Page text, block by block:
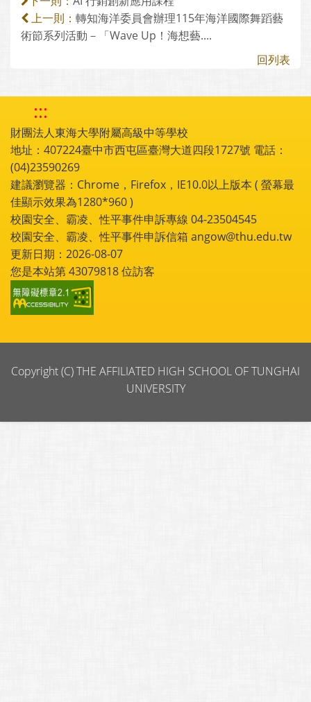
上一則： 轉知海洋委員會辦理115年海洋國際舞蹈藝
術節系列活動－「Wave Up！海想藝....
回列表
:::
財團法人東海大學附屬高級中等學校
地址：407224臺中市西屯區臺灣大道四段1727號 電話：
(04)23590269
建議瀏覽器：Chrome，Firefox，IE10.0以上版本 ( 螢幕最
佳顯示效果為1280*960 )
校園安全、霸凌、性平事件申訴專線 04-23504545
校園安全、霸凌、性平事件申訴信箱 angow@thu.edu.tw
更新日期：2026-08-07
您是本站第43079818位訪客
Copyright (C) THE AFFILIATED HIGH SCHOOL OF TUNGHAI
UNIVERSITY